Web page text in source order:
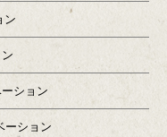
ン
ション
ーション